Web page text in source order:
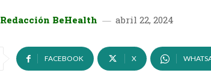
Redacción BeHealth abril 22, 2024
FACEBOOK X